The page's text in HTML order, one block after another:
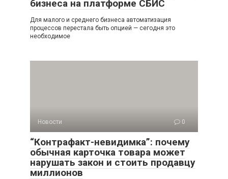
бизнеса на платформе СБИС
Для малого и среднего бизнеса автоматизация
процессов перестала быть опцией — сегодня это
необходимое
Новости 0
“Контрафакт-невидимка”: почему
обычная карточка товара может
нарушать закон и стоить продавцу
миллионов